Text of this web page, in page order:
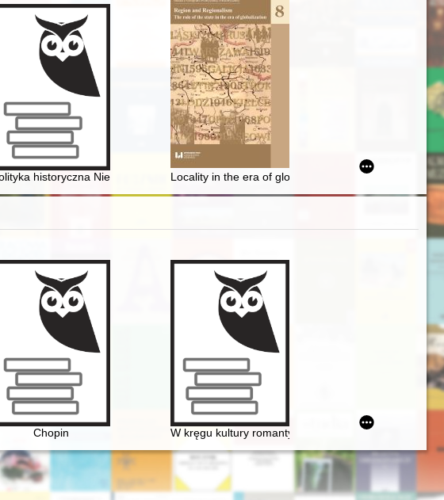
wysłannika
historyczna Niemiec Locality in the era of globalization : carriers of the
Chopin W kręgu kultury romantycznej. W 200-lecie urodzin